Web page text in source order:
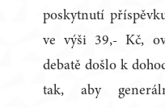
poskytnutí
ve výši 39,- Kč,
debatě došlo k
tak, aby